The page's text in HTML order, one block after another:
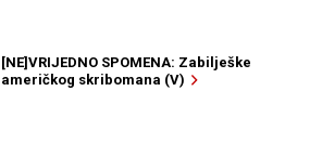
[NE]VRIJEDNO SPOMENA: Zabilješke
američkog skribomana (V)